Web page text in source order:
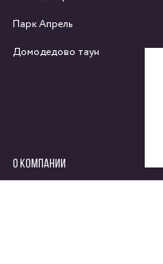
Парк Апрель
Домодедово таун
О КОМПАНИИ